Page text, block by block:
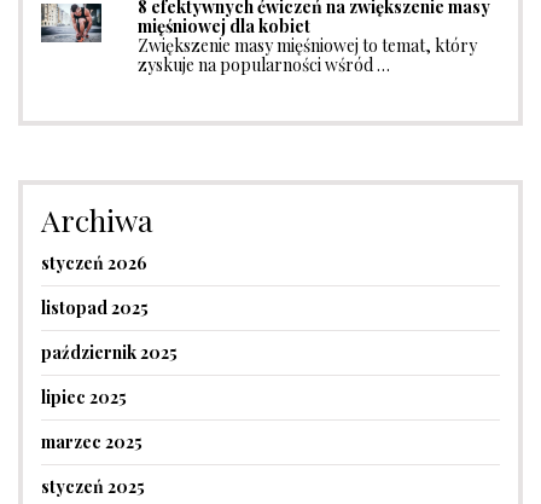
8 efektywnych ćwiczeń na zwiększenie masy
mięśniowej dla kobiet
Zwiększenie masy mięśniowej to temat, który
zyskuje na popularności wśród …
Archiwa
styczeń 2026
listopad 2025
październik 2025
lipiec 2025
marzec 2025
styczeń 2025